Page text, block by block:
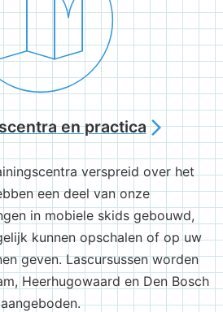
en practicaarrow_forward_ios
verspreid over het
een deel van onze
in mobiele skids gebouwd,
kunnen opschalen of op uw
geven. Lascursussen worden
Heerhugowaard en Den Bosch
aangeboden.